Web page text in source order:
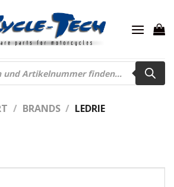
/ BRANDS / LEDRIE